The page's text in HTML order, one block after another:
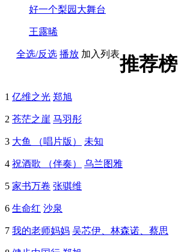
好一个梨园大舞台
王露晞
全选/反选 播放 加入列表推荐榜
1 亿维之光 郑旭
2 苍茫之崖 马羽彤
3 大鱼 （唱片版） 未知
4 祝酒歌 （伴奏） 乌兰图雅
5 家书万卷 张骐维
6 生命红 沙泉
7 我的老师妈妈 吴芯伊、林森诺、蔡思